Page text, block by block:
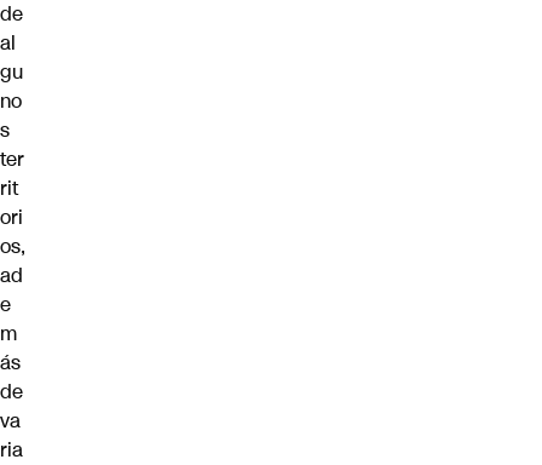
de
al
gu
no
s
ter
rit
ori
os,
ad
e
m
ás
de
va
ria